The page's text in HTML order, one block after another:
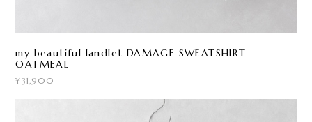
my beautiful landlet DAMAGE SWEATSHIRT
OATMEAL
¥31,900